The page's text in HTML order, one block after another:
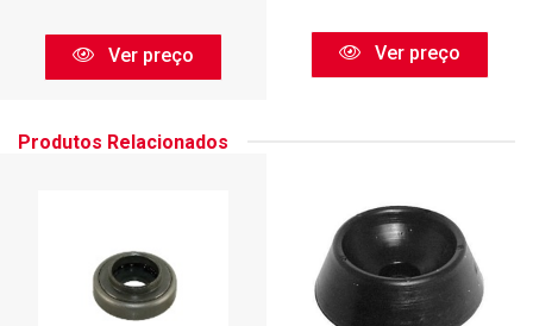
Ver preço Ver preço
Produtos Relacionados